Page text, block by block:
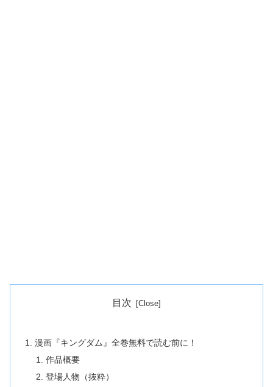
目次
漫画『キングダム』全巻無料で読む前に！
作品概要
登場人物（抜粋）